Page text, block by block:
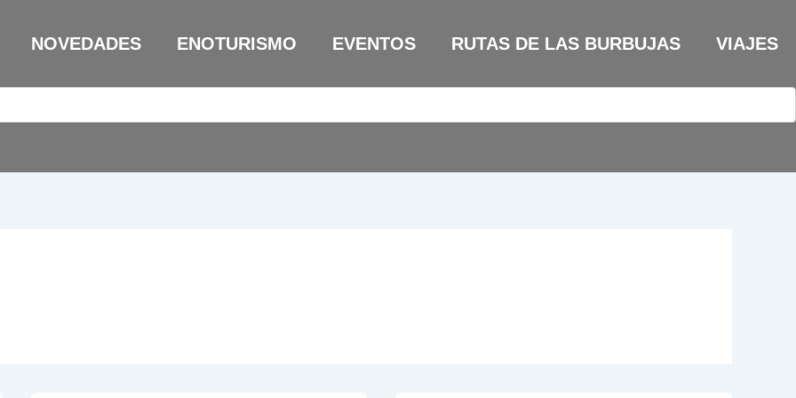
NOVEDADES ENOTURISMO EVENTOS RUTAS DE LAS BURBUJAS VIAJES